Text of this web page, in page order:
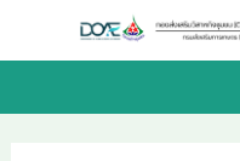
navigation